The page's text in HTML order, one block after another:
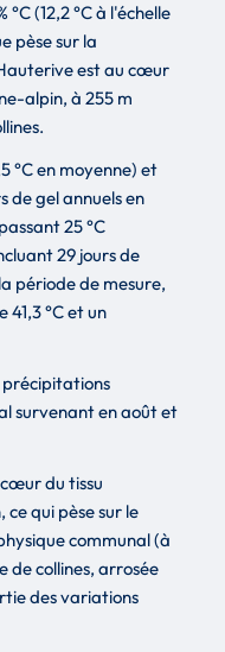
(12,2 °C à l'échelle
pèse sur la
est au cœur
alpin, à 255 m
°C en moyenne) et
de gel annuels en
25 °C
29 jours de
période de mesure,
°C et un
survenant en août et
du tissu
qui pèse sur le
communal (à
de collines, arrosée
des variations